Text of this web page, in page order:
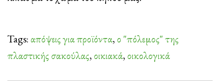
Tags: απόψεις για προϊόντα, ο "πόλεμος" της
πλαστικής σακούλας, οικιακά, οικολογικά